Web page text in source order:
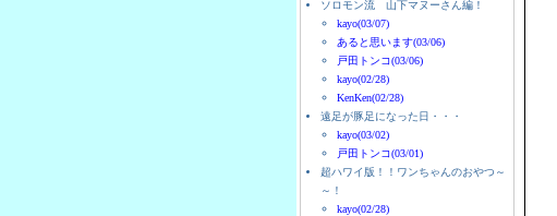
ソロモン流 山下マヌーさん編！
kayo(03/07)
あると思います(03/06)
戸田トンコ(03/06)
kayo(02/28)
KenKen(02/28)
遠足が豚足になった日・・・
kayo(03/02)
戸田トンコ(03/01)
超ハワイ版！！ワンちゃんのおやつ～
～！
kayo(02/28)